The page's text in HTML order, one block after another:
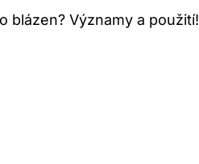
blázen? Významy a použití!